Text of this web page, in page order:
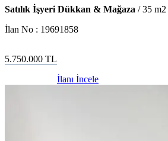
Satılık İşyeri Dükkan & Mağaza /35 m2
İlan No : 19691858
5.750.000 TL
İlanı İncele